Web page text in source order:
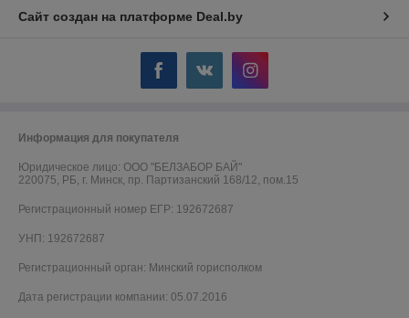
Сайт создан на платформе Deal.by
Информация для покупателя
Юридическое лицо: ООО "БЕЛЗАБОР БАЙ"
220075, РБ, г. Минск, пр. Партизанский 168/12, пом.15
Регистрационный номер ЕГР: 192672687
УНП: 192672687
Регистрационный орган: Минский горисполком
Дата регистрации компании: 05.07.2016